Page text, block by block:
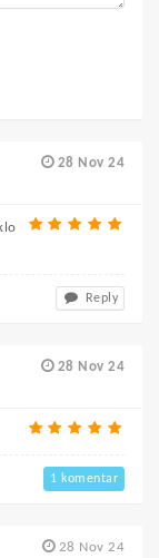
28 Nov 24
Reply
28 Nov 24
1 komentar
28 Nov 24